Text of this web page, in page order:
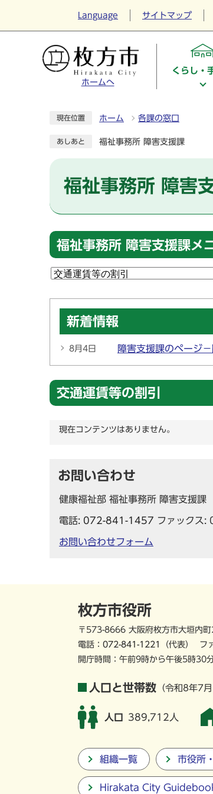
Language サイトマップ
ホームへ
くらし・
現在位置 ホーム 各課の窓口
あしあと 福祉事務所 障害支援課
福祉事務所 障害
福祉事務所 障害支援課メ
新着情報
8月4日 障害支援課のページ
交通運賃等の割引
現在コンテンツはありません。
お問い合わせ
健康福祉部 福祉事務所 障害支援課
電話: 072-841-1457 ファックス
お問い合わせフォーム
枚方市役所
〒573-8666 大阪府枚方市大垣内
電話： 072-841-1221 （代表） フ
開庁時間：午前9時から午後5時30
人口と世帯数 （令和8年7
人口 389,712人
組織一覧 市役所
Hirakata City